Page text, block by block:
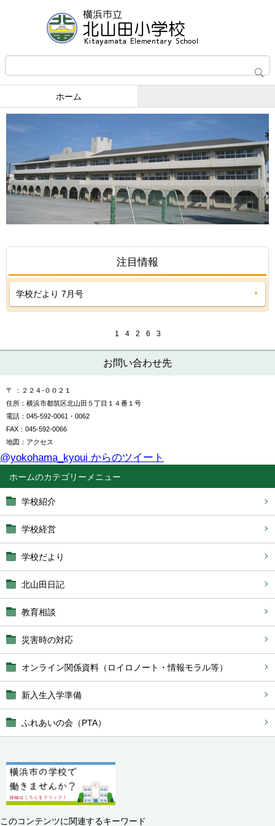
ホーム
ホーム
学校紹介
学校経営
学校だより
北山田日記
教育相談
災害時の対応
オンライン関係資料（ロイロノート・情報モラル等）
新入生入学準備
ふれあいの会（PTA）
このコンテンツに関連するキーワード
注目情報
学校だより 7月号
1 4 2 6 3
お問い合わせ先
〒 ：２２４-００２１
住所：横浜市都筑区北山田５丁目１４番１号
電話：045-592-0061・0062
FAX：045-592-0066
地図：アクセス
@yokohama_kyoui からのツイート